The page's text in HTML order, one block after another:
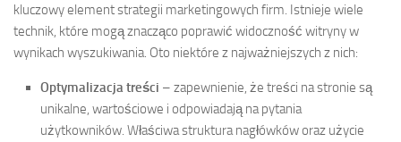
kluczowy element strategii marketingowych firm. Istnieje wiele
technik, które mogą znacząco poprawić widoczność witryny w
wynikach wyszukiwania. Oto niektóre z najważniejszych z nich:
Optymalizacja treści – zapewnienie, że treści na stronie są
unikalne, wartościowe i odpowiadają na pytania
użytkowników. Właściwa struktura nagłówków oraz użycie